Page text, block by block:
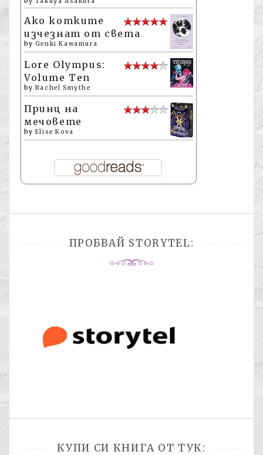
Ако котките
изчезнат от света
by Genki Kawamura
Lore Olympus:
Volume Ten
by Rachel Smythe
Принц на
мечовете
by Elise Kova
ПРОБВАЙ STORYTEL:
КУПИ СИ КНИГА ОТ ТУК: